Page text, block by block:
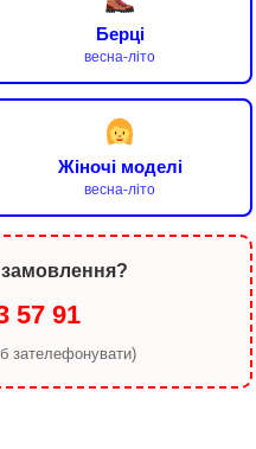
Берці
весна-літо
Жіночі моделі
весна-літо
57 91
зателефонувати)